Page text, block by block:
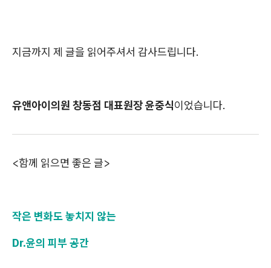
지금까지 제 글을 읽어주셔서 감사드립니다.
유앤아이의원 창동점 대표원장 윤중식이었습니다.
<함께 읽으면 좋은 글>
작은 변화도 놓치지 않는
Dr.윤의 피부 공간